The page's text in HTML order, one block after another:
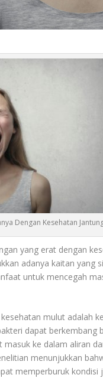
Dengan Kesehatan
yang erat dengan
adanya kaitan
untuk mencegah
mulut adalah
dapat
masuk ke dalam aliran
menunjukkan
memperburuk kondisi